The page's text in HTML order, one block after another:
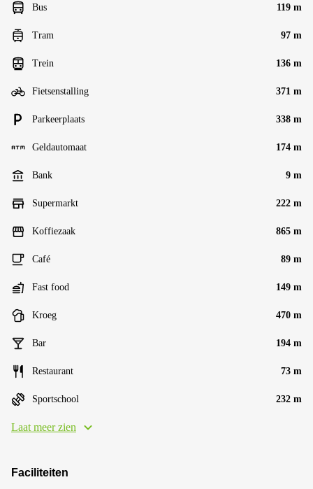
Bus 119 m
Tram 97 m
Trein 136 m
Fietsenstalling 371 m
Parkeerplaats 338 m
Geldautomaat 174 m
Bank 9 m
Supermarkt 222 m
Koffiezaak 865 m
Café 89 m
Fast food 149 m
Kroeg 470 m
Bar 194 m
Restaurant 73 m
Sportschool 232 m
Laat meer zien
Faciliteiten